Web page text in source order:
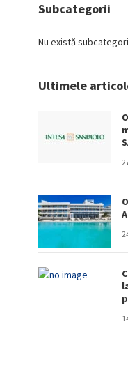
Subcategorii
Nu există
Ultimele